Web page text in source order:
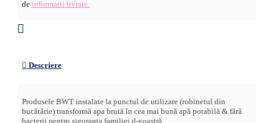
bucătărie) transformă apa brută în cea mai bună apă potabilă & fără
bacterii pentru siguranța familiei d-voastră